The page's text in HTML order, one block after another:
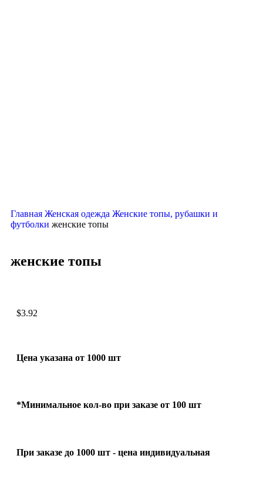
Главная Женская одежда Женские топы, рубашки и
футболки женские топы
женские топы
$3.92
Цена указана от 1000 шт
*Минимальное кол-во при заказе от 100 шт
При заказе до 1000 шт - цена индивидуальная